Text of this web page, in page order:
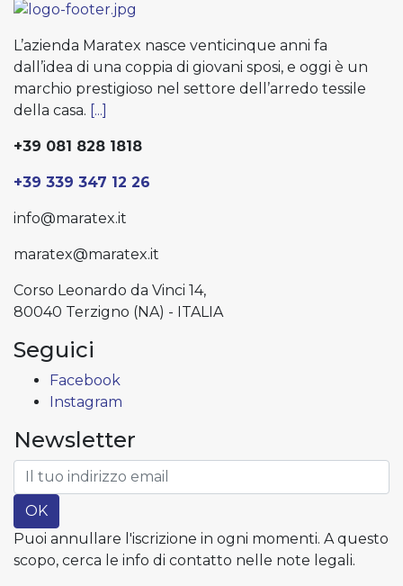
L’azienda Maratex nasce venticinque anni fa
dall’idea di una coppia di giovani sposi, e oggi è un
marchio prestigioso nel settore dell’arredo tessile
della casa. [...]
+39 081 828 1818
+39 339 347 12 26
info@maratex.it
maratex@maratex.it
Corso Leonardo da Vinci 14,
80040 Terzigno (NA) - ITALIA
Seguici
Facebook
Instagram
Newsletter
OK
Puoi annullare l'iscrizione in ogni momenti. A questo
scopo, cerca le info di contatto nelle note legali.